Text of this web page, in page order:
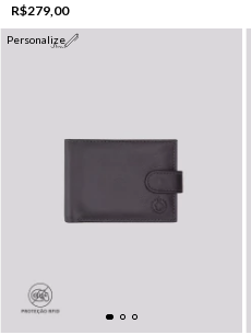
R$279,00
Personalize